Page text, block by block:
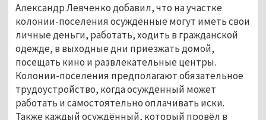
Александр Левченко добавил, что на участке
колонии-поселения осуждённые могут иметь свои
личные деньги, работать, ходить в гражданской
одежде, в выходные дни приезжать домой,
посещать кино и развлекательные центры.
Колонии-поселения предполагают обязательное
трудоустройство, когда осуждённый может
работать и самостоятельно оплачивать иски.
Также каждый осуждённый, который провёл в